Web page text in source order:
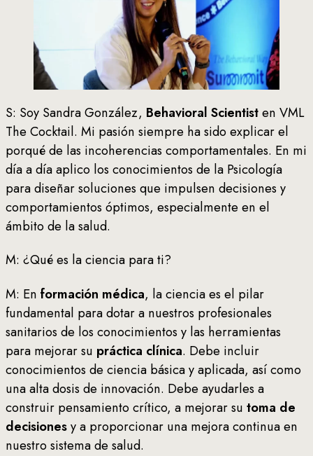
S: Soy Sandra González, Behavioral Scientisten VML
The Cocktail. Mi pasión siempre ha sido explicar el
porqué de las incoherencias comportamentales. En mi
día a día aplico los conocimientos de la Psicología
para diseñar soluciones que impulsen decisiones y
comportamientos óptimos, especialmente en el
ámbito de la salud.
M: ¿Qué es la ciencia para ti?
M: En formación médica, la ciencia es el pilar
fundamental para dotar a nuestros profesionales
sanitarios de los conocimientos y las herramientas
para mejorar su práctica clínica. Debe incluir
conocimientos de ciencia básica y aplicada, así como
una alta dosis de innovación. Debe ayudarles a
construir pensamiento crítico, a mejorar su toma de
decisionesy a proporcionar una mejora continua en
nuestro sistema de salud.